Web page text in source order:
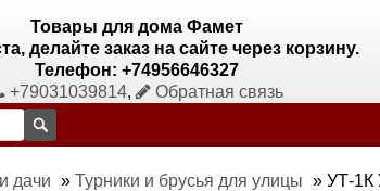
Товары для дома Фамет
делайте заказ на сайте через корзину.
Телефон: +74956646327
+79031039814,
Обратная связь
дачи » Турники и брусья для улицы » УТ-1К